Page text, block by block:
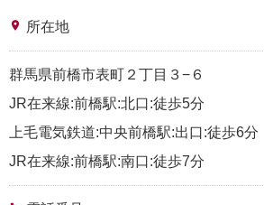
place 所在地
群馬県前橋市表町２丁目３−６
JR在来線:前橋駅:北口:徒歩5分
上毛電気鉄道:中央前橋駅:出口:徒歩6分
JR在来線:前橋駅:南口:徒歩7分